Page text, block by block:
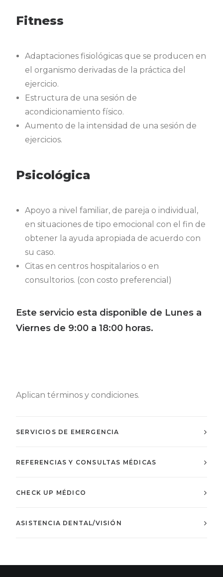
Fitness
Adaptaciones fisiológicas que se producen en
el organismo derivadas de la práctica del
ejercicio.
Estructura de una sesión de
acondicionamiento físico.
Aumento de la intensidad de una sesión de
ejercicios.
Psicológica
Apoyo a nivel familiar, de pareja o individual,
en situaciones de tipo emocional con el fin de
obtener la ayuda apropiada de acuerdo con
su caso.
Citas en centros hospitalarios o en
consultorios. (con costo preferencial)
Este servicio esta disponible de Lunes a
Viernes de 9:00 a 18:00 horas.
Aplican términos y condiciones.
SERVICIOS DE EMERGENCIA
REFERENCIAS Y CONSULTAS MÉDICAS
CHECK UP MÉDICO
ASISTENCIA DENTAL/VISIÓN